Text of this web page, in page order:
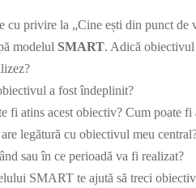
cu privire la „Cine ești din punct de
modelul SMART. Adică obiectivul
a fost îndeplinit?
fi atins acest obiectiv? Cum poate fi
legătură cu obiectivul meu
sau în ce perioadă va fi realizat?
SMART te ajută să treci